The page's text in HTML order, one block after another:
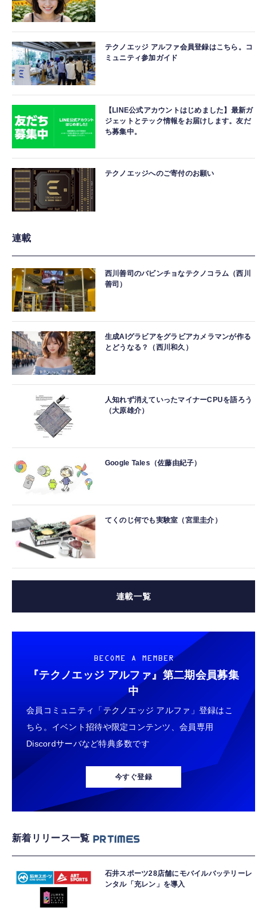
テクノエッジ アルファ会員登録はこちら。コ
ミュニティ参加ガイド
【LINE公式アカウントはじめました】最新ガ
ジェットとテック情報をお届けします。友だ
ち募集中。
テクノエッジへのご寄付のお願い
連載
西川善司のバビンチョなテクノコラム（西川
善司）
生成AIグラビアをグラビアカメラマンが作る
とどうなる？（西川和久）
人知れず消えていったマイナーCPUを語ろう
（大原雄介）
Google Tales（佐藤由紀子）
てくのじ何でも実験室（宮里圭介）
連載一覧
BECOME A MEMBER
『テクノエッジ アルファ』 第二期会員募集
中
会員コミュニティ「テクノエッジ アルファ」登録はこ
ちら。イベント招待や限定コンテンツ、会員専用
Discordサーバなど特典多数です
今すぐ登録
新着リリース一覧
石井スポーツ28店舗にモバイルバッテリーレ
ンタル「充レン」を導入